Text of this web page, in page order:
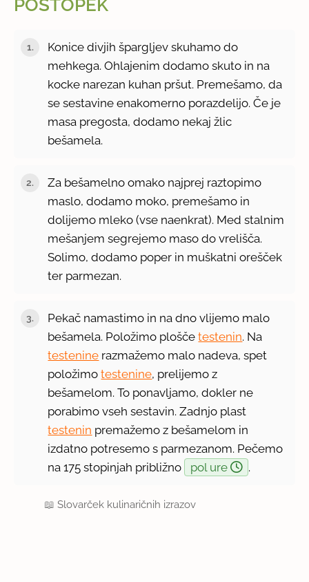
POSTOPEK
Konice divjih špargljev skuhamo do
mehkega. Ohlajenim dodamo skuto in na
kocke narezan kuhan pršut. Premešamo, da
se sestavine enakomerno porazdelijo. Če je
masa pregosta, dodamo nekaj žlic
bešamela.
Za bešamelno omako najprej raztopimo
maslo, dodamo moko, premešamo in
dolijemo mleko (vse naenkrat). Med stalnim
mešanjem segrejemo maso do vrelišča.
Solimo, dodamo poper in muškatni orešček
ter parmezan.
Pekač namastimo in na dno vlijemo malo
bešamela. Položimo ploščetestenin. Na
testenine razmažemo malo nadeva, spet
položimotestenine, prelijemo z
bešamelom. To ponavljamo, dokler ne
porabimo vseh sestavin. Zadnjo plast
testenin premažemo z bešamelom in
izdatno potresemo s parmezanom. Pečemo
na 175 stopinjah približno
pol ure .
📖Slovarček kulinaričnih izrazov